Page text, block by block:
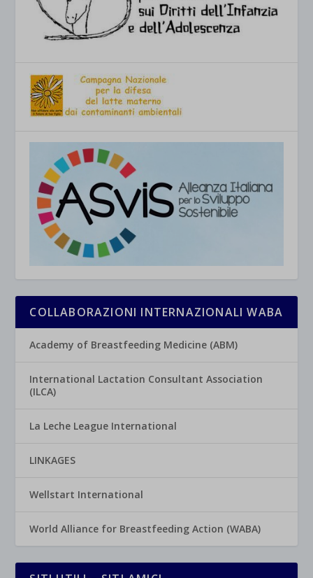
COLLABORAZIONI INTERNAZIONALI WABA
Academy of Breastfeeding Medicine (ABM)
International Lactation Consultant Association
(ILCA)
La Leche League International
LINKAGES
Wellstart International
World Alliance for Breastfeeding Action (WABA)